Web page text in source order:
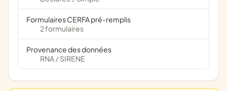
Formulaires CERFA pré-remplis
2 formulaires
Provenance des données
RNA / SIRENE